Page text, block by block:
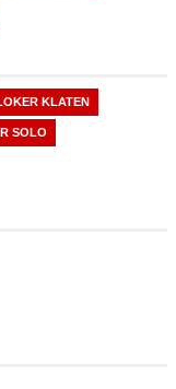
KLATEN
SOLO